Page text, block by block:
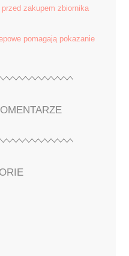
zakupem zbiornika
pomagają pokazanie